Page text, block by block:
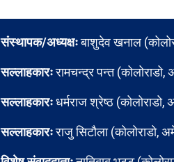
संस्थापक/अध्यक्षःबाशुदेव खनाल
सल्लाहकारःरामचन्द्र पन्त (कोलोराडो,
सल्लाहकारःधर्मराज श्रेष्ठ (कोलोराडो,
सल्लाहकारःराजु सिटौला (कोलोराडो,